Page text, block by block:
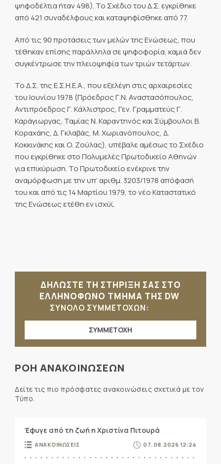
ψηφοδέλτια ήταν 498). Το Σχέδιο του Δ.Σ. εγκρίθηκε
από 421 συναδέλφους και καταψηφίσθηκε από 77.
Από τις 90 προτάσεις των μελών της Ενώσεως, που
τέθηκαν επίσης παράλληλα σε ψηφοφορία, καμιά δεν
συγκέντρωσε την πλειοψηφία των τριών τετάρτων.
Το Δ.Σ. της Ε.Σ.Η.Ε.Α., που εξελέγη στις αρχαιρεσίες
του Ιουνίου 1978 (Πρόεδρος Γ.Ν. Αναστασόπουλος,
Αντιπρόεδρος Γ. Κάλλιστρος, Γεν. Γραμματεύς Γ.
Καράγιωργας, Ταμίας Ν. Καραντηνός και Σύμβουλοι Β.
Κοραχάης, Δ. Γκλαβάς, Μ. Χωριανόπουλος, Δ.
Κοκκινάκης και Ο. Ζούλας), υπέβαλε αμέσως το Σχέδιο
που εγκρίθηκε στο Πολυμελές Πρωτοδικείο Αθηνών
για επικύρωση. Το Πρωτοδικείο ενέκρινε την
αναμόρφωση με την υπ’ αριθμ. 3203/1978 απόφασή
του και από τις 14 Μαρτίου 1979, το νέο Καταστατικό
της Ενώσεως ετέθη εν ισχύϊ.
ΔΗΛΩΣΤΕ ΤΗ ΣΤΗΡΙΞΗ ΣΑΣ ΣΤΟ
ΕΛΛΗΝΟΦΩΝΟ ΤΜΗΜΑ ΤΗΣ DW
ΣΥΝΟΛΟ ΣΥΜΜΕΤΟΧΩΝ:
ΣΥΜΜΕΤΟΧΗ
ΡΟΗ ΑΝΑΚΟΙΝΩΣΕΩΝ
Δείτε τις πιο πρόσφατες ανακοινώσεις σχετικά με τον
Τύπο.
Έφυγε από τη ζωή η Χριστίνα Πιτουρά
ΑΝΑΚΟΙΝΩΣΕΙΣ 07.08.2026 12:24